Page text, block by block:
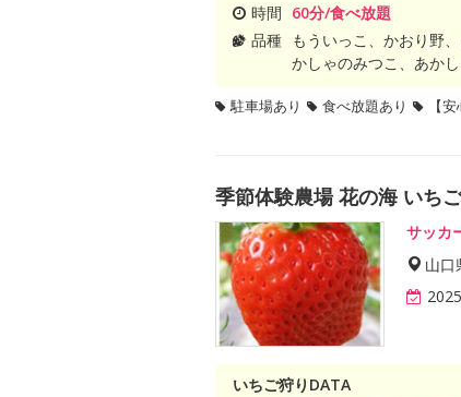
時間 60分/食べ放題
品種 もういっこ、かおり野
かしゃのみつこ、あか
駐車場あり 食べ放題あり 【
季節体験農場 花の海 いち
サッカ
山口
いちご狩りDATA